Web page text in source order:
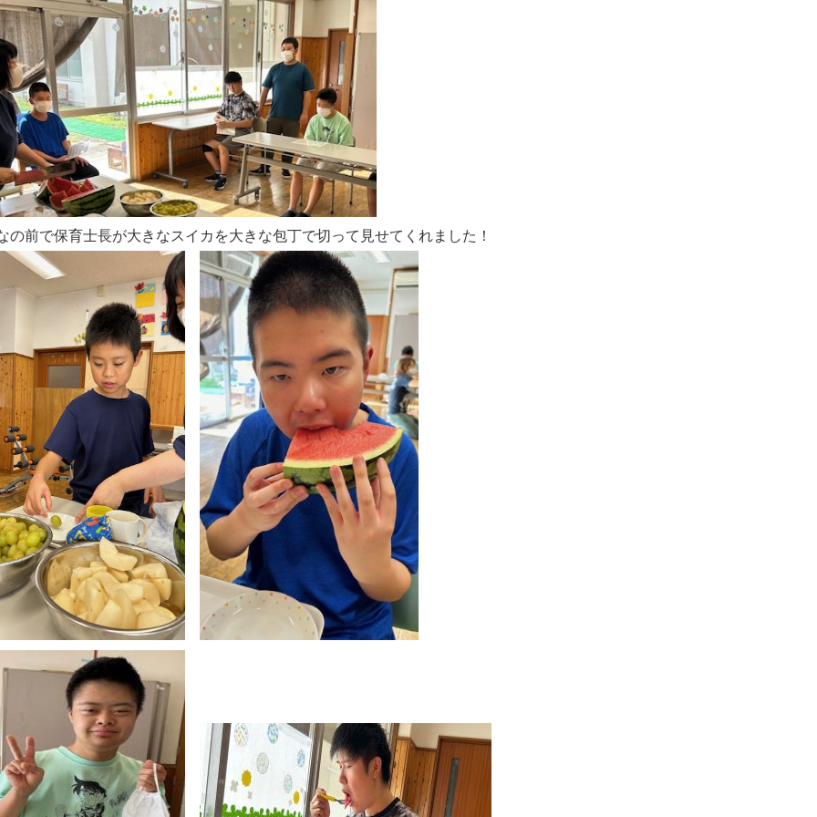
の前で保育士長が大きなスイカを大きな包丁で切って見せてくれました！